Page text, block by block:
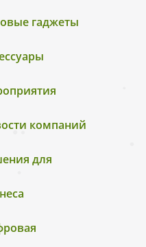
гаджеты
компаний
для